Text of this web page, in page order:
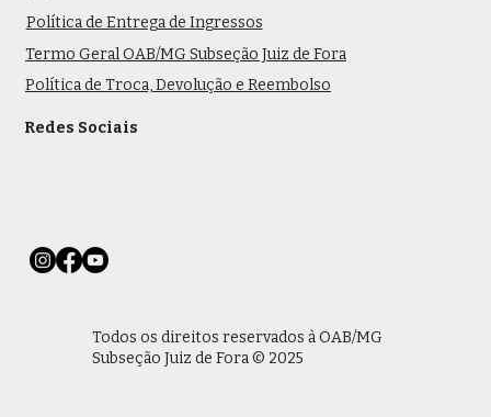
Política de Entrega de Ingressos
Termo Geral OAB/MG Subseção Juiz de Fora
Política de Troca, Devolução e Reembolso
Redes Sociais
Todos os direitos reservados à OAB/MG
Subseção Juiz de Fora © 2025